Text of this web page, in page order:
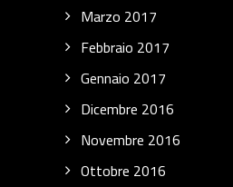
Marzo 2017
Febbraio 2017
Gennaio 2017
Dicembre 2016
Novembre 2016
Ottobre 2016